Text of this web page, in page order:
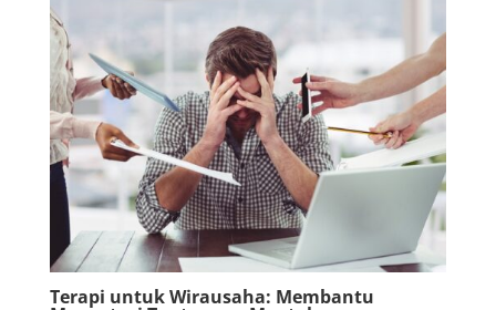
Terapi untuk Wirausaha: Membantu